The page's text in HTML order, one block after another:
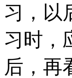
习，以
习时，
后，再